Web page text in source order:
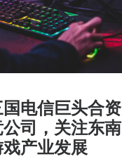
电信巨头合资
司，关注东南
产业发展